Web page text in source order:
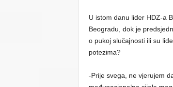
U istom danu lider HDZ-a
Beogradu, dok je
o pukoj slučajnosti ili su
potezima?
-Prije svega, ne vjerujem